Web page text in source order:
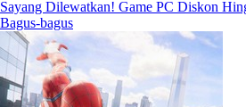
Sayang Dilewatkan! Game PC Diskon
Bagus-bagus